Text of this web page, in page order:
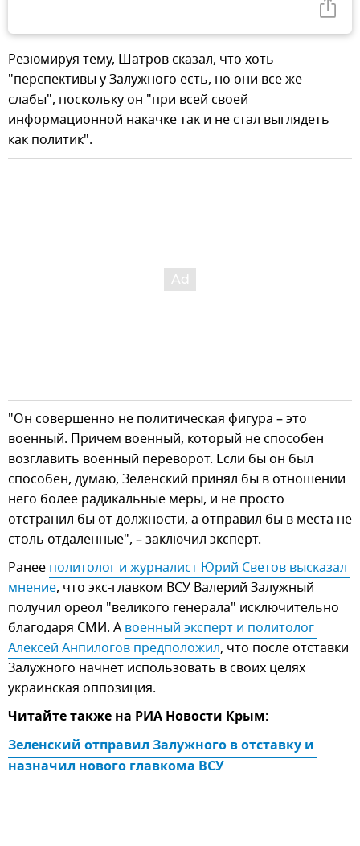
Резюмируя тему, Шатров сказал, что хоть
"перспективы у Залужного есть, но они все же
слабы", поскольку он "при всей своей
информационной накачке так и не стал выглядеть
как политик".
"Он совершенно не политическая фигура – это
военный. Причем военный, который не способен
возглавить военный переворот. Если бы он был
способен, думаю, Зеленский принял бы в отношении
него более радикальные меры, и не просто
отстранил бы от должности, а отправил бы в места не
столь отдаленные", – заключил эксперт.
Ранее политолог и журналист Юрий Светов высказал
мнение, что экс-главком ВСУ Валерий Залужный
получил ореол "великого генерала" исключительно
благодаря СМИ. А военный эксперт и политолог
Алексей Анпилогов предположил, что после отставки
Залужного начнет использовать в своих целях
украинская оппозиция.
Читайте также на РИА Новости Крым:
Зеленский отправил Залужного в отставку и
назначил нового главкома ВСУ